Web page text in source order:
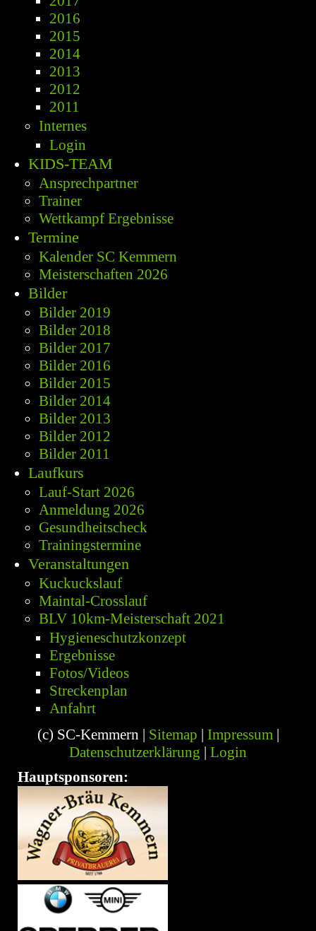
2016
2015
2014
2013
2012
2011
Internes
Login
KIDS-TEAM
Ansprechpartner
Trainer
Wettkampf Ergebnisse
Termine
Kalender SC Kemmern
Meisterschaften 2026
Bilder
Bilder 2019
Bilder 2018
Bilder 2017
Bilder 2016
Bilder 2015
Bilder 2014
Bilder 2013
Bilder 2012
Bilder 2011
Laufkurs
Lauf-Start 2026
Anmeldung 2026
Gesundheitscheck
Trainingstermine
Veranstaltungen
Kuckuckslauf
Maintal-Crosslauf
BLV 10km-Meisterschaft 2021
Hygieneschutzkonzept
Ergebnisse
Fotos/Videos
Streckenplan
Anfahrt
(c) SC-Kemmern | Sitemap Impressum
Datenschutzerklärung
Login
Hauptsponsoren: